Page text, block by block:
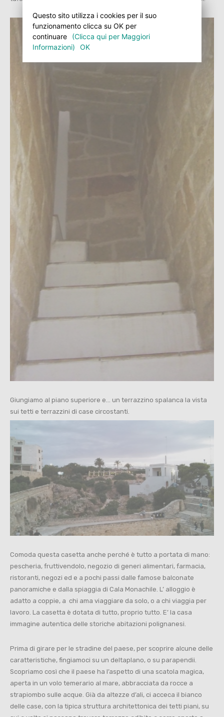
Giungiamo al piano superiore e… un terrazzino spalanca la vista
sui tetti e terrazzini di case circostanti.
Comoda questa casetta anche perché è tutto a portata di mano:
pescheria, fruttivendolo, negozio di generi alimentari, farmacia,
ristoranti, negozi ed e a pochi passi dalle famose balconate
panoramiche e dalla spiaggia di Cala Monachile. L’ alloggio è
adatto a coppie, a chi ama viaggiare da solo, o a chi viaggia per
lavoro. La casetta è dotata di tutto, proprio tutto. E’ la casa
immagine autentica delle storiche abitazioni polignanesi.
Prima di girare per le stradine del paese, per scoprire alcune delle
caratteristiche, fingiamoci su un deltaplano, o su parapendii.
Scopriamo così che il paese ha l’aspetto di una scatola magica,
aperta in un volo temerario al mare, abbracciata da rocce a
strapiombo sulle acque. Già da altezze d’ali, ci acceca il bianco
delle case, con la tipica struttura architettonica dei tetti piani, su
Questo sito utilizza i cookies per il suo
funzionamento clicca su OK per
continuare
(Clicca qui per Maggiori
Informazioni)
OK